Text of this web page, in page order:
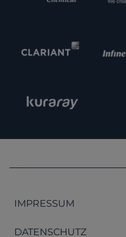
IMPRESSUM
DATENSCHUTZ